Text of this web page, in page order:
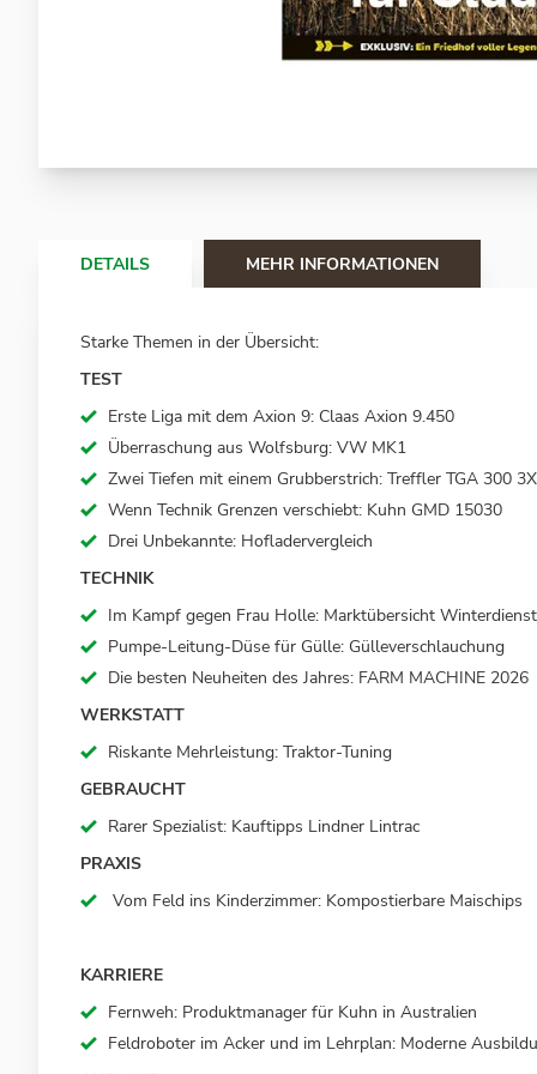
Anfang
DETAILS
Starke Themen in der Übersicht:
TEST
Erste Liga mit dem Axion 9: Claas Axion 9.450
Überraschung aus Wolfsburg: VW MK1
Zwei Tiefen mit einem Grubberstrich: Treffler TGA 300 3X
Wenn Technik Grenzen verschiebt: Kuhn GMD 15030
Drei Unbekannte: Hofladervergleich
TECHNIK
Im Kampf gegen Frau Holle: Marktübersicht Winterdienst
Pumpe-Leitung-Düse für Gülle: Gülleverschlauchung
Die besten Neuheiten des Jahres: FARM MACHINE 2026
WERKSTATT
Riskante Mehrleistung: Traktor-Tuning
GEBRAUCHT
Rarer Spezialist: Kauftipps Lindner Lintrac
PRAXIS
Vom Feld ins Kinderzimmer: Kompostierbare Maischips
KARRIERE
Fernweh: Produktmanager für Kuhn in Australien
Feldroboter im Acker und im Lehrplan: Moderne
MEHR INFORMATIONEN